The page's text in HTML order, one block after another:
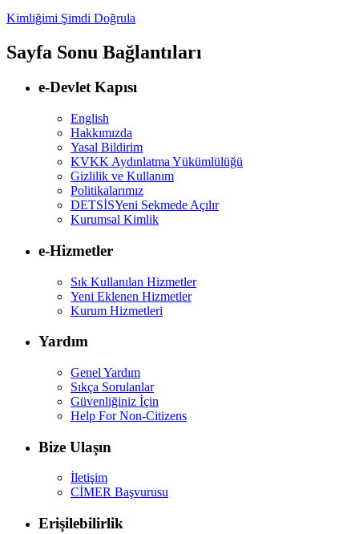
Kimliğimi Şimdi Doğrula
Sayfa Sonu Bağlantıları
e-Devlet Kapısı
English
Hakkımızda
Yasal Bildirim
KVKK Aydınlatma Yükümlülüğü
Gizlilik ve Kullanım
Politikalarımız
DETSİSYeni Sekmede Açılır
Kurumsal Kimlik
e-Hizmetler
Sık Kullanılan Hizmetler
Yeni Eklenen Hizmetler
Kurum Hizmetleri
Yardım
Genel Yardım
Sıkça Sorulanlar
Güvenliğiniz İçin
Help For Non-Citizens
Bize Ulaşın
İletişim
CİMER Başvurusu
Erişilebilirlik